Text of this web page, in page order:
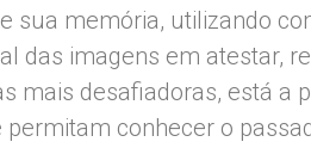
sua memória, utilizando
das imagens em atestar,
mais desafiadoras, está a
permitam conhecer o